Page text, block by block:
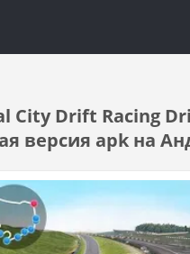
City Drift Racing
версия apk на